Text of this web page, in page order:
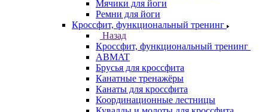
Мячики для йоги
Ремни для йоги
Кроссфит, функциональный тренинг
Назад
Кроссфит, функциональный тренинг
ABMAT
Брусья для кроссфита
Канатные тренажёры
Канаты для кроссфита
Координационные лестницы